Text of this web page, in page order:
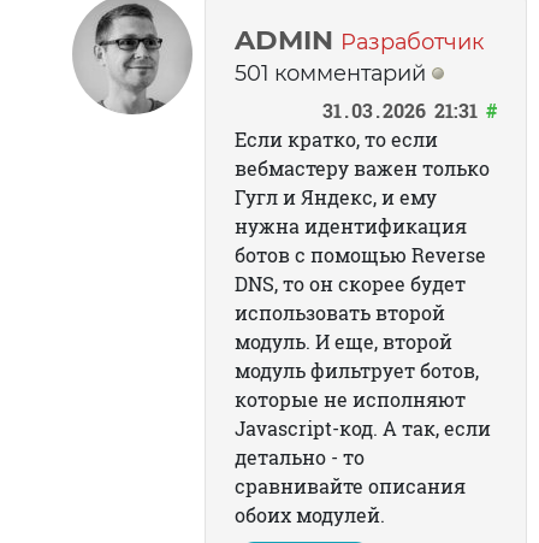
ADMIN Разработчик
501 комментарий
31 03 2026 21:31 #
Если кратко, то если
вебмастеру важен только
Гугл и Яндекс, и ему
нужна идентификация
ботов с помощью Reverse
DNS, то он скорее будет
использовать второй
модуль. И еще, второй
модуль фильтрует ботов,
которые не исполняют
Javascript-код. А так, если
детально - то
сравнивайте описания
обоих модулей.